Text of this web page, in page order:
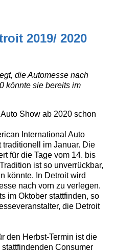
2019/ 2020
die Automesse nach
könnte sie bereits im
Show ab 2020 schon
International Auto
im Januar. Die
für die Tage vom 14. bis
ist so unverrückbar,
könnte. In Detroit wird
nach vorn zu verlegen.
im Oktober stattfinden, so
die Detroit
den Herbst-Termin ist die
Consumer